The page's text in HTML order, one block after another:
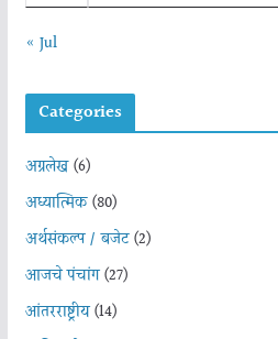
« Jul
Categories
अग्रलेख(6)
अध्यात्मिक(80)
अर्थसंकल्प / बजेट(2)
आजचे पंचांग(27)
आंतरराष्ट्रीय(14)